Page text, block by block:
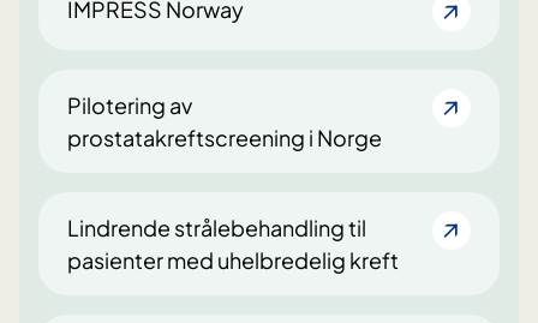
IMPRESS Norway
Pilotering av
prostatakreftscreening i Norge
Lindrende strålebehandling til
pasienter med uhelbredelig kreft